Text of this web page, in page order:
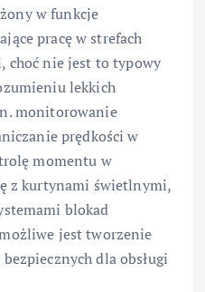
w funkcje
pracę w strefach
choć nie jest to typowy
lekkich
monitorowanie
prędkości w
momentu w
z kurtynami świetlnymi,
blokad
jest tworzenie
dla obsługi